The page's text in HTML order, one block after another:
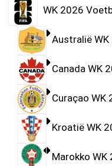
WK 2026
Australië
Canada WK
Curaçao
Kroatië WK
Marokko